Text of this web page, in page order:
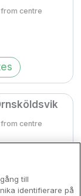
from centre
from centre
till
identifierare på